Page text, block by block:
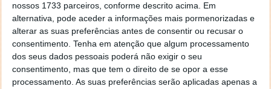
nossos 1733 parceiros, conforme descrito acima. Em
alternativa, pode aceder a informações mais pormenorizadas e
alterar as suas preferências antes de consentir ou recusar o
consentimento. Tenha em atenção que algum processamento
dos seus dados pessoais poderá não exigir o seu
consentimento, mas que tem o direito de se opor a esse
processamento. As suas preferências serão aplicadas apenas a